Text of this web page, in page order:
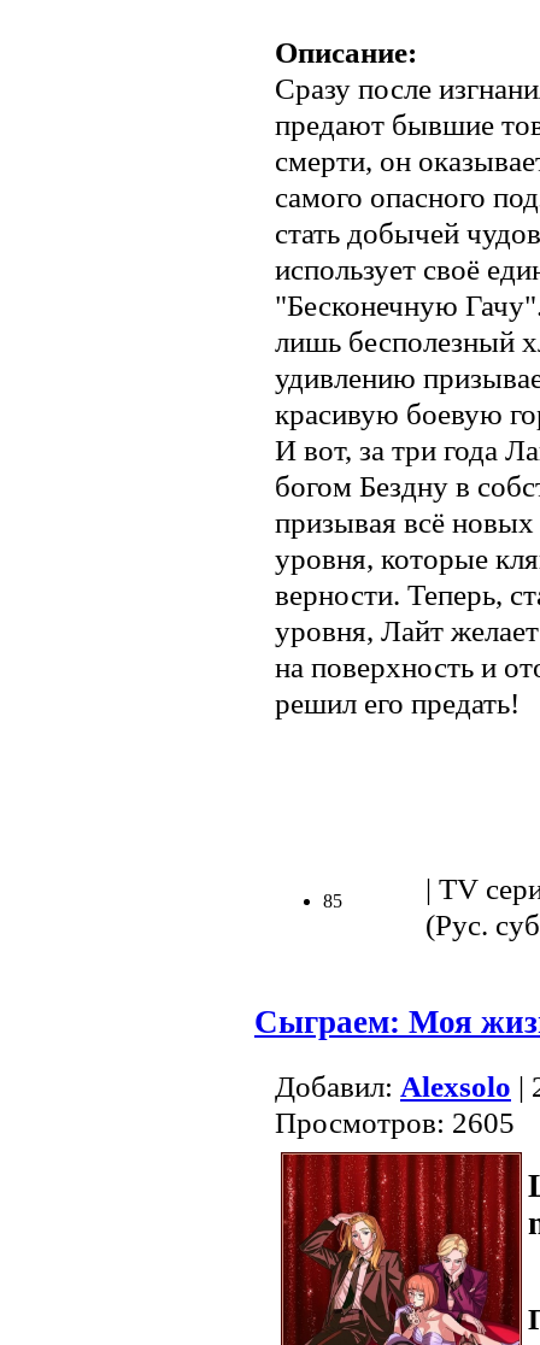
Описание:
Сразу после
предают бывшие
смерти, он
самого опасного
стать добычей
использует своё
"Бесконечную
лишь бесполезный
удивлению
красивую боевую
И вот, за три года
богом Бездну в
призывая всё
уровня, которые
верности. Теперь,
уровня, Лайт
на поверхность и
решил его предать!
85
| TV
(Рус.
Сыграем: Моя
Добавил: Alexsolo |
Просмотров: 2605